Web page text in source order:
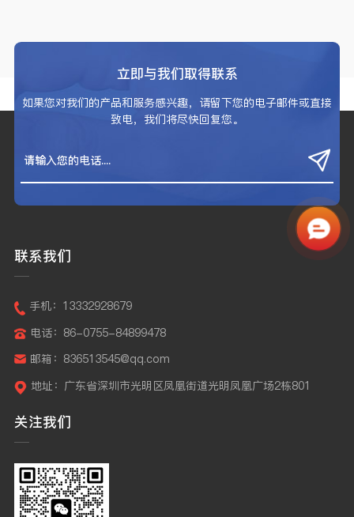
立即与我们取得联系
如果您对我们的产品和服务感兴趣，请留下您的电子邮件或直接
致电，我们将尽快回复您。
联系我们
手机：13332928679
电话：86-0755-84899478
邮箱：836513545@qq.com
地址：广东省深圳市光明区凤凰街道光明凤凰广场2栋801
关注我们